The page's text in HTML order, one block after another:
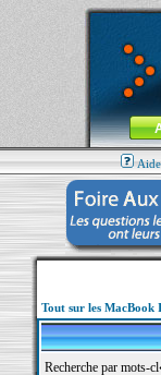
MacBook-fr.com :
Aller au
Aide
Tout sur les MacBook
Recherche par mots-